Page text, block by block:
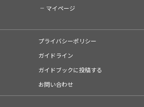
マイページ
プライバシーポリシー
ガイドライン
ガイドブックに投稿する
お問い合わせ